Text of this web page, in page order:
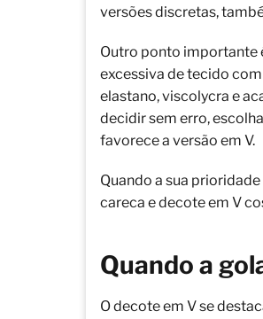
versões discretas,
Outro ponto importante
excessiva de tecido
elastano, viscolycra e
decidir sem erro,
favorece a versão em V.
Quando a sua
careca e decote em V
Quando a
O decote em V se